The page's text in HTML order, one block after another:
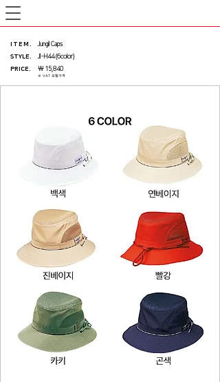
ITEM .
Jungil Caps
STYLE.
JI-H44 (6color)
PRICE.
※ VAT 포함가격
₩ 15,840